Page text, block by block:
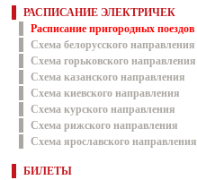
РАСПИСАНИЕ ЭЛЕКТРИЧЕК
Расписание пригородных поездов
Схема белорусского направления
Схема горьковского направления
Схема казанского направления
Схема киевского направления
Схема курского направления
Схема рижского направления
Схема ярославского направления
БИЛЕТЫ